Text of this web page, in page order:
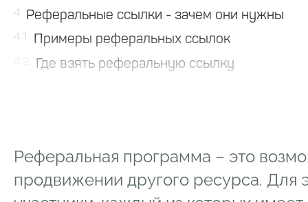
4 Реферальные ссылки - зачем они нужны
4.1 Примеры
Где взять реферальную ссылку
5.3 Системы раскрутки в интернете
5.4 Биржи контента и копирайтинга
Реферальная программа – это
продвижении другого ресурса. Для